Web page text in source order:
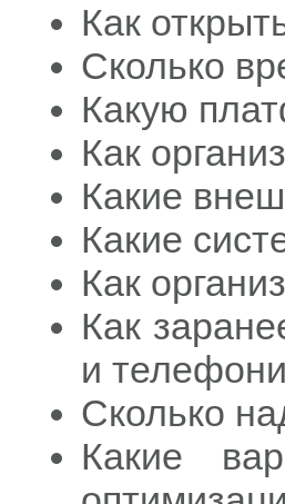
Как
Сколько
Какую
Как
Какие
Какие
Как
Как
и
Сколько
Какие